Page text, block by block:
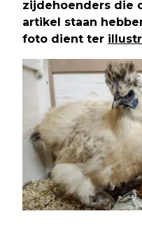
zijdehoenders die
artikel staan
foto dient ter